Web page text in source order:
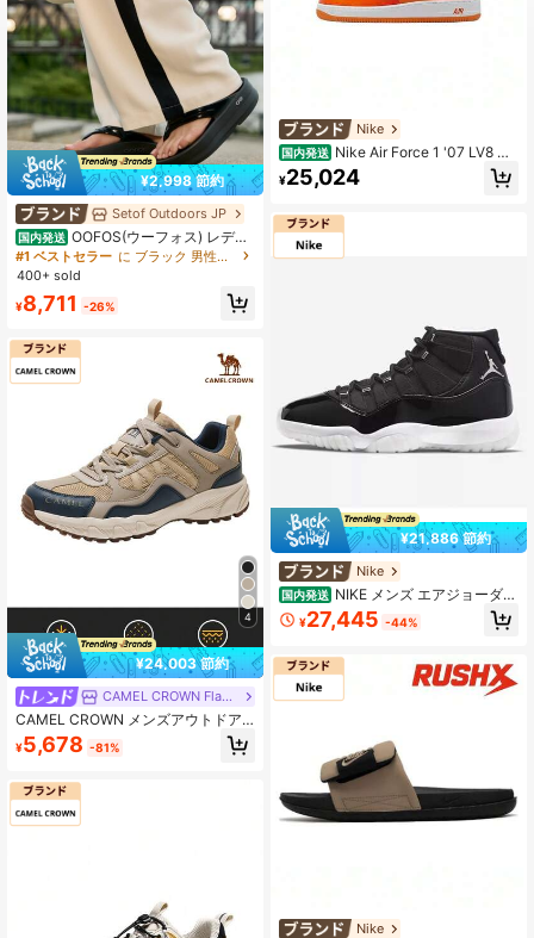
¥2,998 節約
Setof Outdoors JP
国内発送 OOFOS(ウーフォス) レディ
ース OOmegaスポーツサンダル
#1 ベストセラー
に ブラック 男性用スポーツサンダル
400+ sold
¥8,711 -26%
4
¥24,003 節約
CAMEL CROWN Flagship Store
CAMEL CROWN メンズアウトドア
ハイキングシューズ、新作プロフェ
ッショナルアウトドアスポーツシュ
め 耐摩耗性カジュアルハイキングシ
ューズ
¥5,678 -81%
Nike
国内発送 Nike Air Force 1 '07 LV8 ロ
ーカットの耐摩耗性のあるスニーカ
ー オレンジ ホワイト スニーカー メ
¥25,024
¥21,886 節約
Nike
国内発送 NIKE メンズ エアジョーダン
11 AJ11 レジェンドブルー ホワイト
＆ブルー レトロ ハイトップ バスケ
¥27,445 -44%
Nike